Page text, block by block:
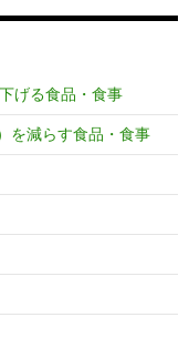
げる食品・食事
を減らす食品・食事